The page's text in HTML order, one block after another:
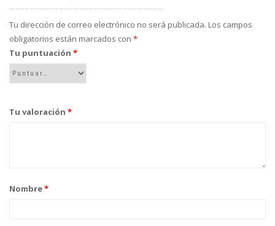
Tu dirección de correo electrónico no será publicada. Los campos
obligatorios están marcados con *
Tu puntuación *
Tu valoración *
Nombre*